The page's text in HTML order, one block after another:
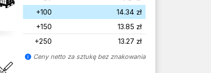
+100
14.34 zł
+150
13.85 zł
+250
13.27 zł
Ceny netto za sztukę bez znakowania